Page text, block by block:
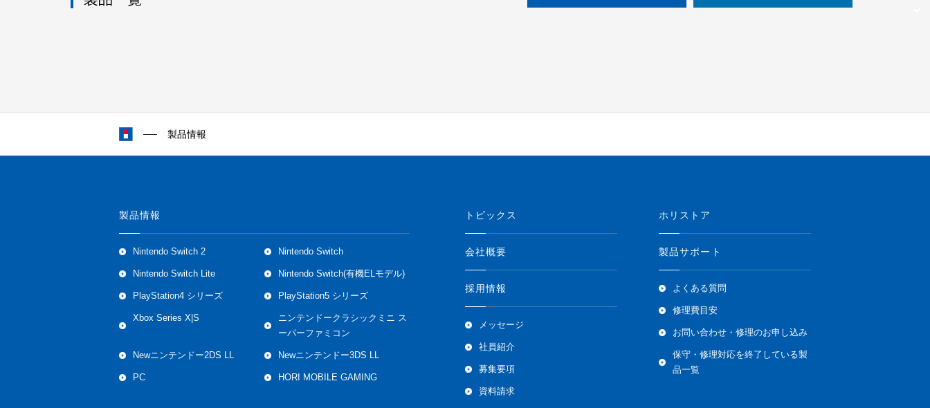
製品情報
製品情報
Nintendo Switch 2 Nintendo Switch
Nintendo Switch Lite Nintendo Switch(有機ELモデル)
PlayStation4 シリーズ PlayStation5 シリーズ
Xbox Series X|S
ニンテンドークラシックミニ ス
ーパーファミコン
Newニンテンドー2DS LL Newニンテンドー3DS LL
PC HORI MOBILE GAMING
トピックス
会社概要
採用情報
メッセージ
社員紹介
募集要項
資料請求
ホリストア
製品サポート
よくある質問
修理費目安
お問い合わせ・修理のお申し込み
保守・修理対応を終了している製
品一覧